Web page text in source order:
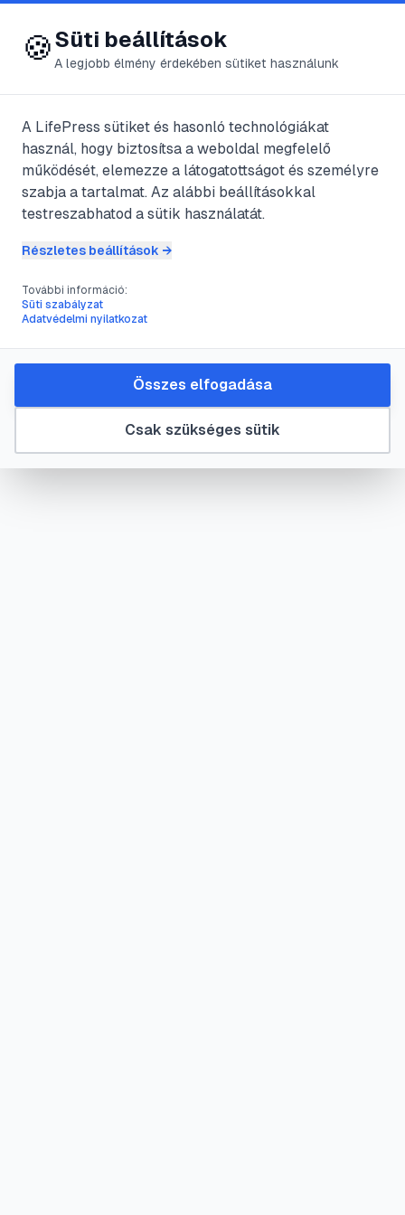
😍 LifePress
🏷️#Így is lehet nyaralni
cikk található ezzel a címkével
Hostel, kanapészörf , ami
igazán olcsó
@xxxyyy•2025. jún. 21.•1perc olvasás
🍪Süti beállítások
A legjobb élmény érdekében sütiket használunk
A LifePress sütiket és hasonló technológiákat
használ, hogy biztosítsa a weboldal megfelelő
működését, elemezze a látogatottságot és személyre
szabja a tartalmat. Az alábbi beállításokkal
testreszabhatod a sütik használatát.
Részletes beállítások →
További információ:
Süti szabályzat
Adatvédelmi nyilatkozat
Csak szükséges sütik
Összes elfogadása